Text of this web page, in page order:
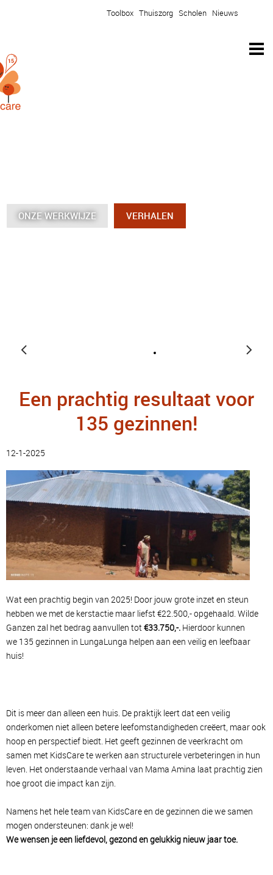
Toolbox Thuiszorg Scholen Nieuws
ONZE WERKWIJZE VERHALEN
ONZE WERKWIJZE VERHALEN
ONZE WERKWIJZE VERHALEN
ONZE WERKWIJZE VERHALEN
Een prachtig resultaat voor
135 gezinnen!
12-1-2025
Wat een prachtig begin van 2025! Door jouw grote inzet en steun
hebben we met de kerstactie maar liefst €22.500,- opgehaald. Wilde
Ganzen zal het bedrag aanvullen tot€33.750,-. Hierdoor kunnen
we 135 gezinnen in LungaLunga helpen aan een veilig en leefbaar
huis!
Dit is meer dan alleen een huis. De praktijk leert dat een veilig
onderkomen niet alleen betere leefomstandigheden creëert, maar ook
hoop en perspectief biedt. Het geeft gezinnen de veerkracht om
samen met KidsCare te werken aan structurele verbeteringen in hun
leven. Het onderstaande verhaal van Mama Amina laat prachtig zien
hoe groot die impact kan zijn.
Namens het hele team van KidsCare en de gezinnen die we samen
mogen ondersteunen: dank je wel!
We wensen je een liefdevol, gezond en gelukkig nieuw jaar toe.